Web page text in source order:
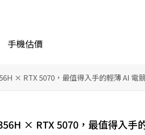
手機估價
× RTX 5070，最值得入手的輕薄 AI 電
× RTX 5070，最值得入手